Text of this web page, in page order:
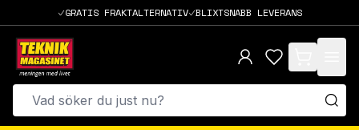
GRATIS FRAKTALTERNATIV BLIXTSNABB LEVERANS
items in cart,